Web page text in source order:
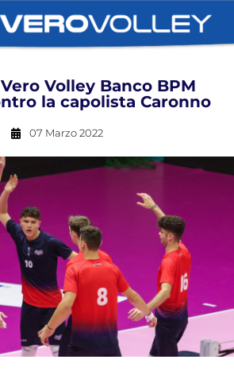
Volley Banco BPM
la capolista Caronno
07 Marzo 2022